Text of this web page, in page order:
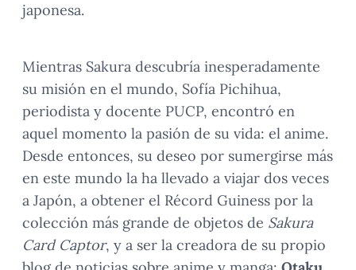
japonesa.
Mientras Sakura descubría inesperadamente
su misión en el mundo, Sofía Pichihua,
periodista y docente PUCP, encontró en
aquel momento la pasión de su vida: el anime.
Desde entonces, su deseo por sumergirse más
en este mundo la ha llevado a viajar dos veces
a Japón, a obtener el Récord Guiness por la
colección más grande de objetos de Sakura
Card Captor, y a ser la creadora de su propio